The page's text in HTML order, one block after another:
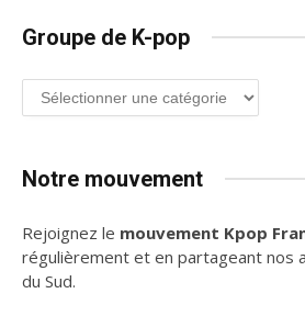
Groupe de K-pop
Groupe
de
Notre mouvement
Rejoignez le mouvement Kpop
régulièrement et en partageant nos
du Sud.